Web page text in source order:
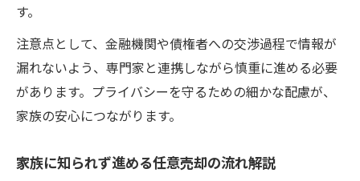
す。
注意点として、金融機関や債権者への交渉過程で情報が
漏れないよう、専門家と連携しながら慎重に進める必要
があります。プライバシーを守るための細かな配慮が、
家族の安心につながります。
家族に知られず進める任意売却の流れ解説